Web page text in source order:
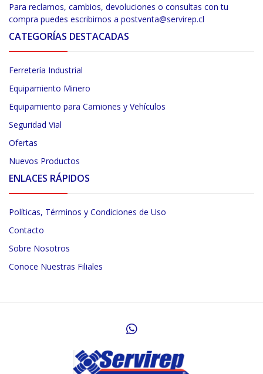
Para reclamos, cambios, devoluciones o consultas con tu
compra puedes escribirnos a postventa@servirep.cl
CATEGORÍAS DESTACADAS
Ferretería Industrial
Equipamiento Minero
Equipamiento para Camiones y Vehículos
Seguridad Vial
Ofertas
Nuevos Productos
ENLACES RÁPIDOS
Políticas, Términos y Condiciones de Uso
Contacto
Sobre Nosotros
Conoce Nuestras Filiales